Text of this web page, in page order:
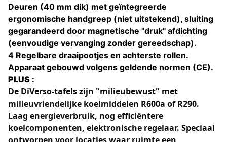
Deuren (40 mm dik) met geïntegreerde
ergonomische handgreep (niet uitstekend), sluiting
gegarandeerd door magnetische "druk" afdichting
(eenvoudige vervanging zonder gereedschap).
4 Regelbare draaipootjes en achterste rollen.
Apparaat gebouwd volgens geldende normen (CE).
PLUS :
De DiVerso-tafels zijn "milieubewust" met
milieuvriendelijke koelmiddelen R600a of R290.
Laag energieverbruik, nog efficiëntere
koelcomponenten, elektronische regelaar. Speciaal